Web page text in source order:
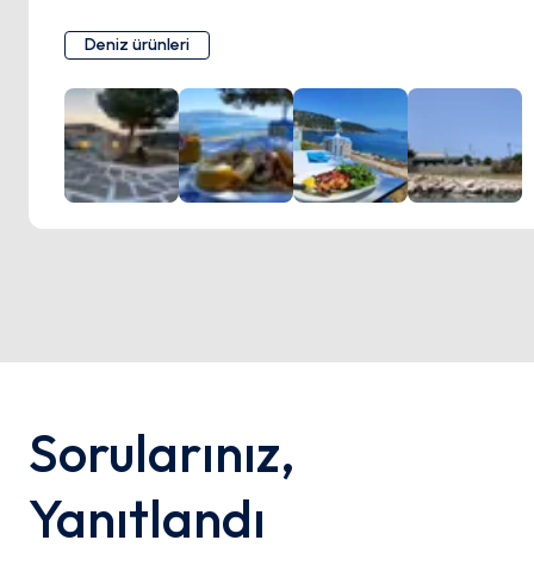
birini tercih edin, ister taze deniz ürünleri seçeneklerinin
tadını çıkarın, bir ziyafet içindesiniz. Ayrıca yemeğinizi
tamamlayacak ve yemek deneyiminizi iyileştirecek çeşitli
alkollü içecekler de sunuyorlar.
Deniz ürünleri
Sorularınız,
Yanıtlandı